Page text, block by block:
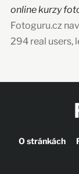
online kurzy
Fotoguru.cz
294 real users,
O stránkách